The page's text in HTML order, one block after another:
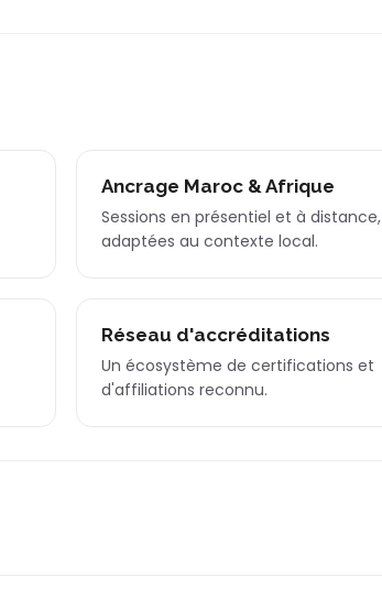
Ancrage Maroc & Afrique
Sessions en présentiel et à distance,
adaptées au contexte local.
Réseau d'accréditations
Un écosystème de certifications et
d'affiliations reconnu.